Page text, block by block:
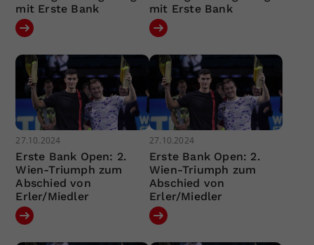
mit Erste Bank
mit Erste Bank
27.10.2024
Erste Bank Open: 2.
Wien-Triumph zum
Abschied von
Erler/Miedler
27.10.2024
Erste Bank Open: 2.
Wien-Triumph zum
Abschied von
Erler/Miedler